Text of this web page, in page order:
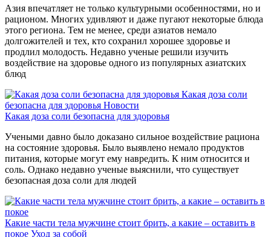
Азия впечатляет не только культурными особенностями, но и
рационом. Многих удивляют и даже пугают некоторые блюда
этого региона. Тем не менее, среди азиатов немало
долгожителей и тех, кто сохранил хорошее здоровье и
продлил молодость. Недавно ученые решили изучить
воздействие на здоровье одного из популярных азиатских
блюд
Какая доза соли
безопасна для здоровья Новости
Какая доза соли безопасна для здоровья
Учеными давно было доказано сильное воздействие рациона
на состояние здоровья. Было выявлено немало продуктов
питания, которые могут ему навредить. К ним относится и
соль. Однако недавно ученые выяснили, что существует
безопасная доза соли для людей
Какие части тела мужчине стоит брить, а какие – оставить в
покое Уход за собой